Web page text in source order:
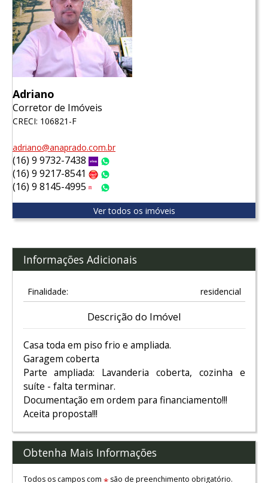
Adriano
Corretor de Imóveis
CRECI: 106821-F
adriano@anaprado.com.br
(16) 9 9732-7438 Vivo
(16) 9 9217-8541 Claro
(16) 9 8145-4995 Tim
Ver todos os imóveis
Informações Adicionais
Finalidade: residencial
Descrição do Imóvel
Casa toda em piso frio e ampliada.
Garagem coberta
Parte ampliada: Lavanderia coberta, cozinha e
suíte - falta terminar.
Documentação em ordem para financiamento!!!
Aceita proposta!!!
Obtenha Mais Informações
Todos os campos com são de preenchimento obrigatório.